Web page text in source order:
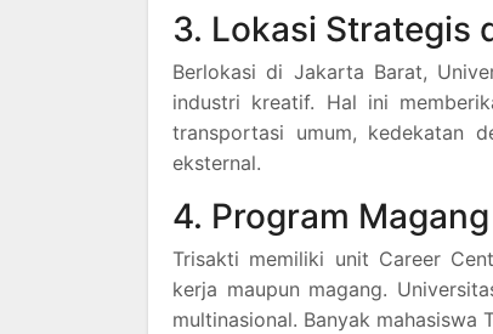
3. Lokasi Strategis
Berlokasi di Jakarta Barat,
industri kreatif. Hal ini
transportasi umum, kedekatan
eksternal.
4. Program
Trisakti memiliki unit Career
kerja maupun magang.
multinasional. Banyak mahasiswa